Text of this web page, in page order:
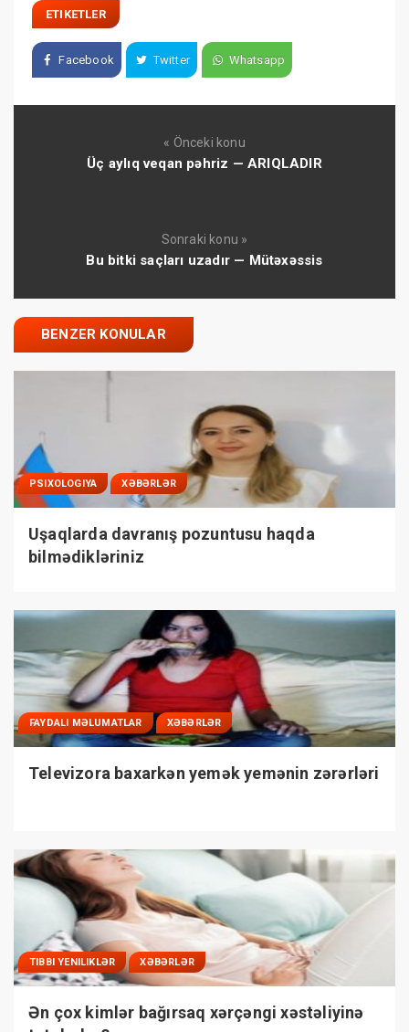
ETIKETLER
Facebook Twitter Whatsapp
« Önceki konu
Üç aylıq veqan pəhriz — ARIQLADIR
Sonraki konu »
Bu bitki saçları uzadır — Mütəxəssis
BENZER KONULAR
PSIXOLOGIYA XƏBƏRLƏR
Uşaqlarda davranış pozuntusu haqda
bilmədikləriniz
FAYDALI MƏLUMATLAR XƏBƏRLƏR
Televizora baxarkən yemək yemənin zərərləri
TIBBI YENILIKLƏR XƏBƏRLƏR
Ən çox kimlər bağırsaq xərçəngi xəstəliyinə